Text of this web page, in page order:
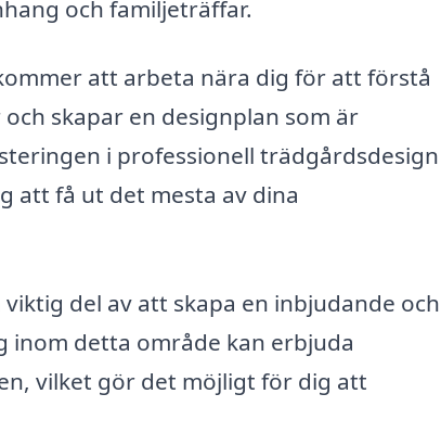
och familjeträffar.
att arbeta nära dig för att förstå
skapar en designplan som är
i professionell trädgårdsdesign
att få ut det mesta av dina
del av att skapa en inbjudande och
detta område kan erbjuda
vilket gör det möjligt för dig att